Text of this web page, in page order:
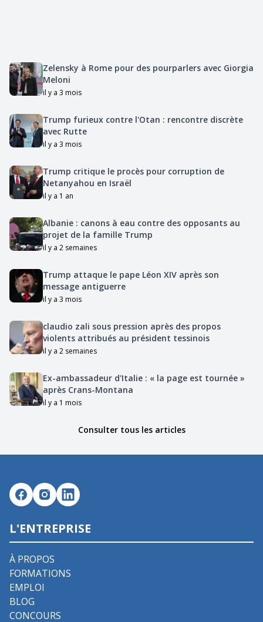
Zelensky à Rome pour des pourparlers avec Giorgia
Meloni
il y a 3 mois
Trump furieux contre l'Otan : rencontre discrète
avec Rutte
il y a 3 mois
Trump critique le procès pour corruption de
Netanyahou en Israël
il y a 1 an
Albanie : canons à eau contre des opposants au
projet de la famille Trump
il y a 2 semaines
Trump attaque le pape Léon XIV après son
message antiguerre
il y a 3 mois
claudio zali sous pression après des propos
violents attribués au président tessinois
il y a 2 semaines
Ex-ambassadeur d'Italie : « la page est tournée »
après Crans-Montana
il y a 1 mois
Consulter tous les articles
L'ENTREPRISE
À PROPOS
FORMATIONS
EMPLOI
BLOG
CONCOURS